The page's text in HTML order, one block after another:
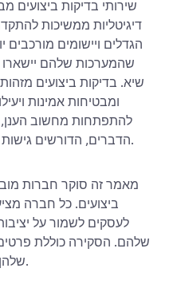
שירותי בדיקות ביצועים
דיגיטליות ממשיכות
הגדלים ויישומים מורכבים
שהמערכות שלהם יישארו
שיא. בדיקות ביצועים
ומבטיחות אמינות
להתפתחות מחשוב הענן,
הדברים, הדורשים גישות מתוחכמות לאבטחת איכות תוכנה.
מאמר זה סוקר חברות
ביצועים. כל חברה
לעסקים לשמור על
שלהם. הסקירה כוללת פרטים
שלהן המסייעות בבחירת שותף מתאים.